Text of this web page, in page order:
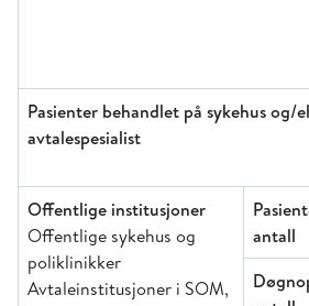
Pasienter behandlet på sykehus og/
avtalespesialist
Offentlige institusjoner
Offentlige sykehus og
poliklinikker
Avtaleinstitusjoner i SOM,
antall